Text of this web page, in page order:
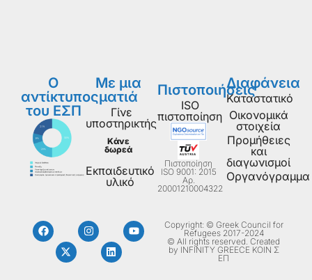
Ο
αντίκτυπος
του ΕΣΠ
Με μια
ματιά
Γίνε
υποστηρικτής
Κάνε
δωρεά
Εκπαιδευτικό
υλικό
Πιστοποιήσεις
ISO
πιστοποίηση
Πιστοποίηση
ISO 9001: 2015
Aρ.
20001210004322
Διαφάνεια
Καταστατικό
Οικονομικά
στοιχεία
Προμήθειες
και
διαγωνισμοί
Οργανόγραμμα
Copyright: © Greek Council for
Refugees 2017-2024
© All rights reserved. Created
by INFINITY GREECE ΚΟΙΝ Σ
ΕΠ